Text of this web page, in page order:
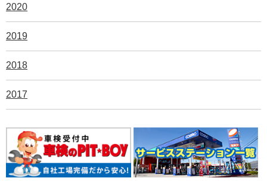
2020
2019
2018
2017